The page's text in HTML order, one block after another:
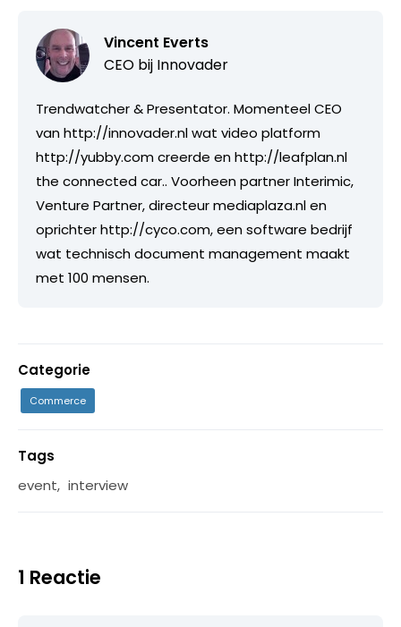
Vincent Everts
CEO bij Innovader
Trendwatcher & Presentator. Momenteel CEO
van http://innovader.nl wat video platform
http://yubby.com creerde en http://leafplan.nl
the connected car.. Voorheen partner Interimic,
Venture Partner, directeur mediaplaza.nl en
oprichter http://cyco.com, een software bedrijf
wat technisch document management maakt
met 100 mensen.
Categorie
Commerce
Tags
event, interview
1 Reactie